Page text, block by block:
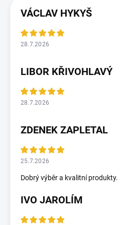
VÁCLAV HYKYŠ
28.7.2026
LIBOR KŘIVOHLAVÝ
28.7.2026
ZDENEK ZAPLETAL
25.7.2026
Dobrý výběr a kvalitní produkty.
IVO JAROLÍM